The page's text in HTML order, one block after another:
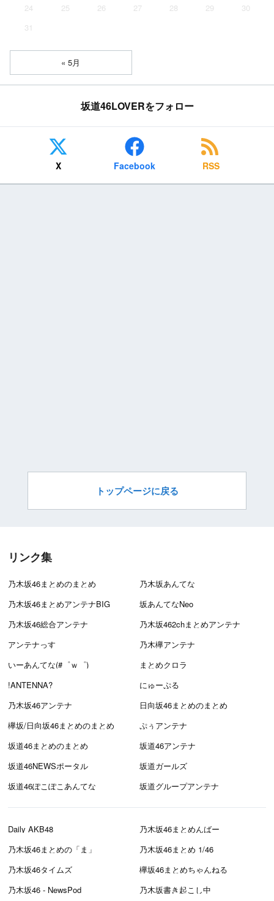
24
25 26 27 28 29
30
31
« 5月
坂道46LOVERをフォロー
X Facebook RSS
トップページに戻る
リンク集
乃木坂46まとめのまとめ
乃木坂あんてな
乃木坂46まとめアンテナBIG
坂あんてなNeo
乃木坂46総合アンテナ
乃木坂462chまとめアンテナ
アンテナっす
乃木欅アンテナ
いーあんてな(#゜ｗ゜)
まとめクロラ
!ANTENNA?
にゅーぷる
乃木坂46アンテナ
日向坂46まとめのまとめ
欅坂/日向坂46まとめのまとめ
ぷぅアンテナ
坂道46まとめのまとめ
坂道46アンテナ
坂道46NEWSポータル
坂道ガールズ
坂道46ぽこぽこあんてな
坂道グループアンテナ
Daily AKB48
乃木坂46まとめんばー
乃木坂46まとめの「ま」
乃木坂46まとめ 1/46
乃木坂46タイムズ
欅坂46まとめちゃんねる
乃木坂46 - NewsPod
乃木坂書き起こし中